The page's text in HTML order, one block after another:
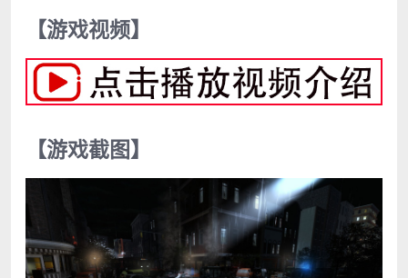
【游戏视频】
【游戏截图】